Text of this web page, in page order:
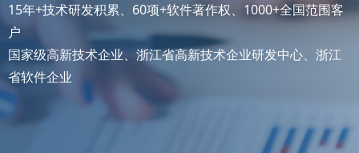
15年+技术研发积累、60项+软件著作权、1000+全国范围客
户
国家级高新技术企业、浙江省高新技术企业研发中心、浙江
省软件企业